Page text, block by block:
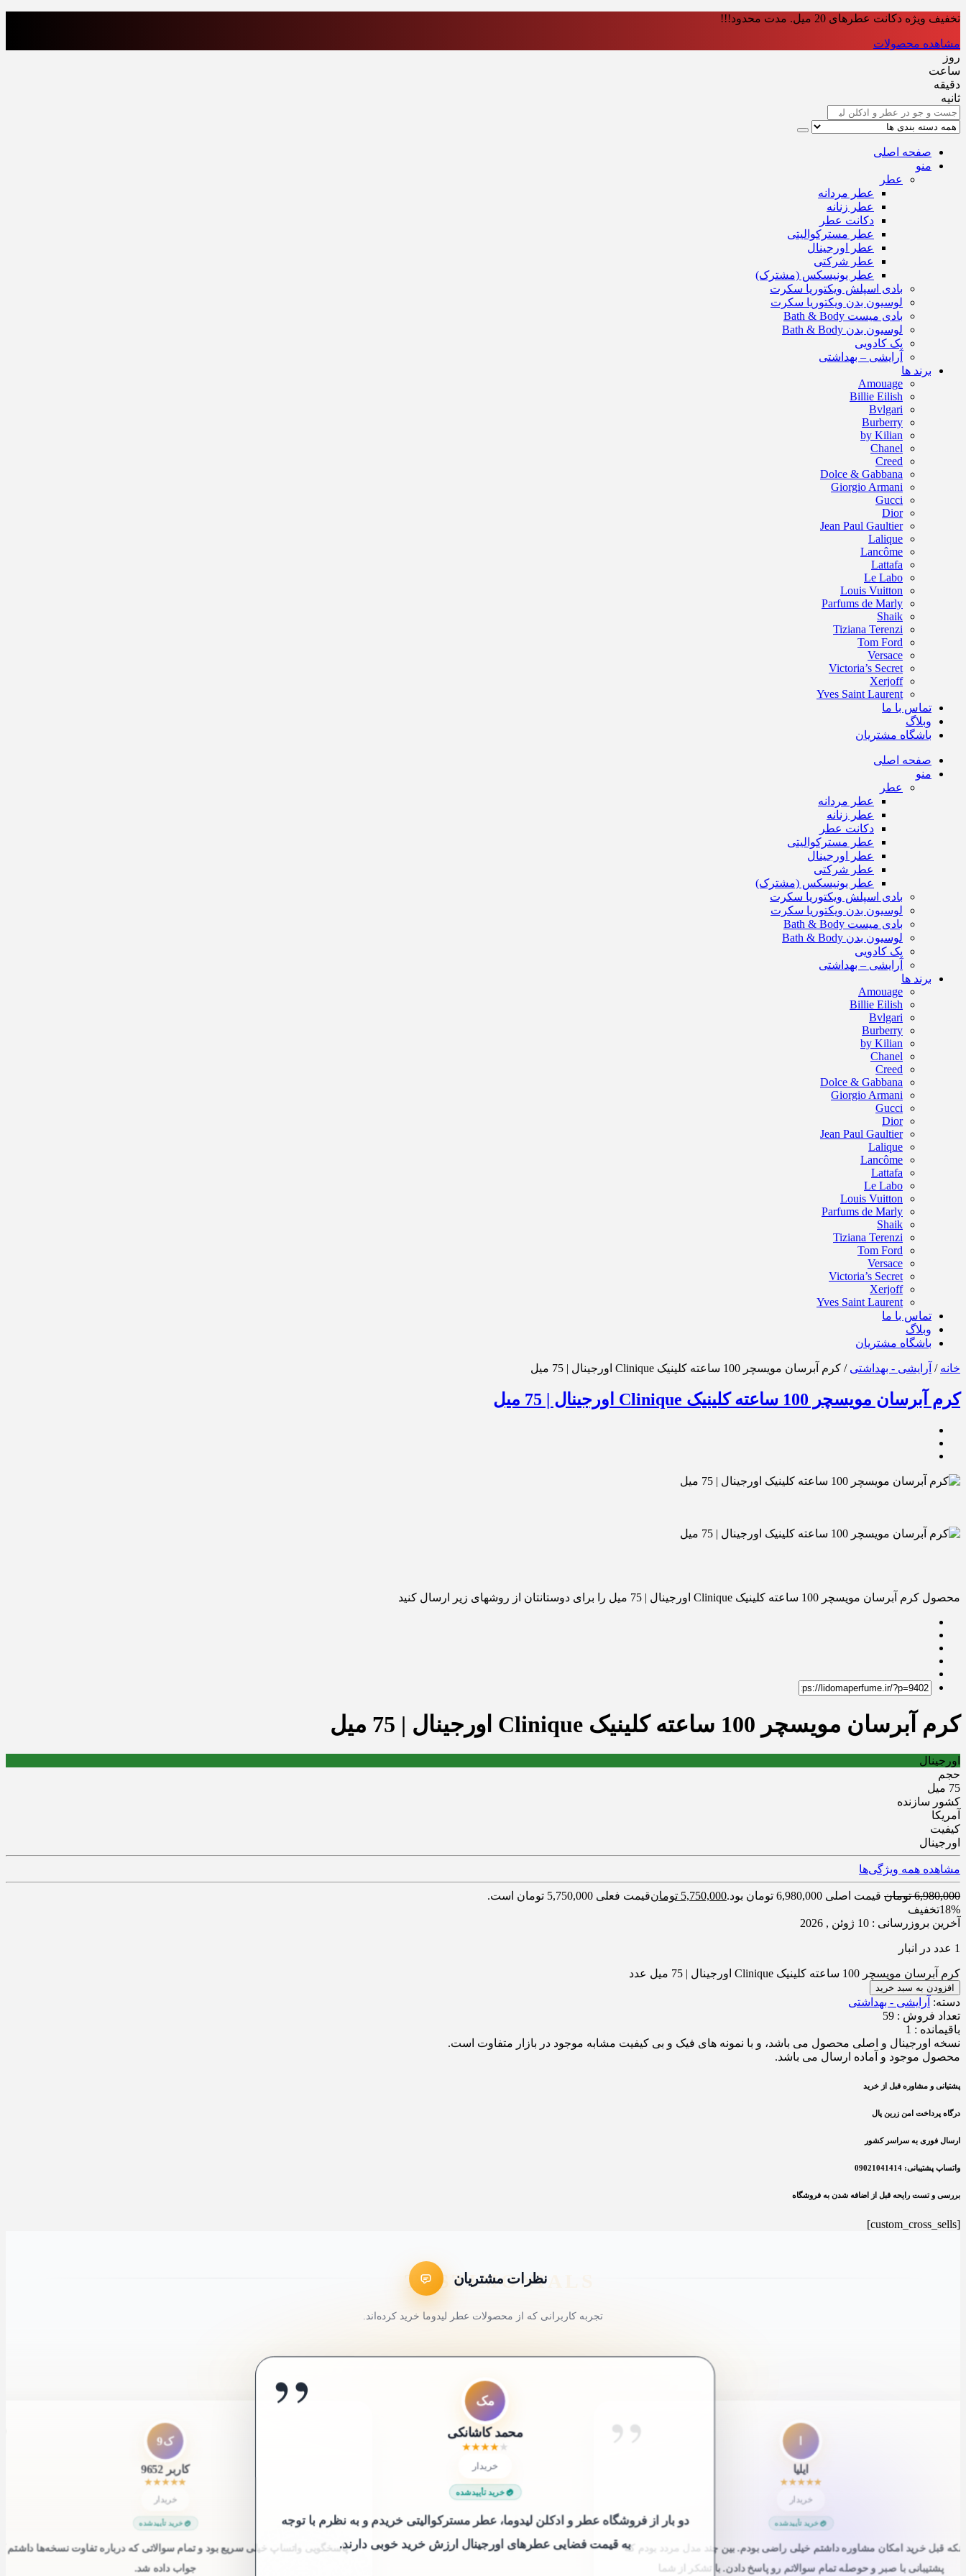
تخفیف ویژه دکانت عطرهای 20 میل. مدت محدود!!!
مشاهده محصولات
روز
ساعت‌
دقیقه
ثانیه
صفحه اصلی
منو
عطر
عطر مردانه
عطر زنانه
دکانت عطر
عطر مسترکوالیتی
عطر اورجینال
عطر شرکتی
عطر یونیسکس (مشترک)
بادی اسپلش ویکتوریا سکرت
لوسیون بدن ویکتوریا سکرت
بادی میست Bath & Body
لوسیون بدن Bath & Body
پک کادویی
آرایشی – بهداشتی
برند ها
Amouage
Billie Eilish
Bvlgari
Burberry
by Kilian
Chanel
Creed
Dolce & Gabbana
Giorgio Armani
Gucci
Dior
Jean Paul Gaultier
Lalique
Lancôme
Lattafa
Le Labo
Louis Vuitton
Parfums de Marly
Shaik
Tiziana Terenzi
Tom Ford
Versace
Victoria’s Secret
Xerjoff
Yves Saint Laurent
تماس با ما
وبلاگ
باشگاه مشتریان
صفحه اصلی
منو
عطر
عطر مردانه
عطر زنانه
دکانت عطر
عطر مسترکوالیتی
عطر اورجینال
عطر شرکتی
عطر یونیسکس (مشترک)
بادی اسپلش ویکتوریا سکرت
لوسیون بدن ویکتوریا سکرت
بادی میست Bath & Body
لوسیون بدن Bath & Body
پک کادویی
آرایشی – بهداشتی
برند ها
Amouage
Billie Eilish
Bvlgari
Burberry
by Kilian
Chanel
Creed
Dolce & Gabbana
Giorgio Armani
Gucci
Dior
Jean Paul Gaultier
Lalique
Lancôme
Lattafa
Le Labo
Louis Vuitton
Parfums de Marly
Shaik
Tiziana Terenzi
Tom Ford
Versace
Victoria’s Secret
Xerjoff
Yves Saint Laurent
تماس با ما
وبلاگ
باشگاه مشتریان
خانه / آرایشی - بهداشتی / کرم آبرسان مویسچر 100 ساعته کلینیک Clinique اورجینال | 75 میل
کرم آبرسان مویسچر 100 ساعته کلینیک Clinique اورجینال | 75 میل
محصول کرم آبرسان مویسچر 100 ساعته کلینیک Clinique اورجینال | 75 میل را برای دوستانتان از روشهای زیر ارسال کنید
کرم آبرسان مویسچر 100 ساعته کلینیک Clinique اورجینال | 75 میل
اورجینال
حجم
75 میل
کشور سازنده
آمریکا
کیفیت
اورجینال
مشاهده همه ویژگی‌ها
6,980,000 تومان قیمت اصلی 6,980,000 تومان بود. 5,750,000 تومانقیمت فعلی 5,750,000 تومان است.
18%تخفیف
آخرین بروزرسانی : 10 ژوئن , 2026
1 عدد در انبار
کرم آبرسان مویسچر 100 ساعته کلینیک Clinique اورجینال | 75 میل عدد
افزودن به سبد خرید
دسته: آرایشی - بهداشتی
تعداد فروش : 59
باقیمانده : 1
نسخه اورجینال و اصلی محصول می باشد، و با نمونه های فیک و بی کیفیت مشابه موجود در بازار متفاوت است.
محصول موجود و آماده ارسال می باشد.
پشتیانی و مشاوره قبل از خرید
درگاه پرداخت امن زرین پال
ارسال فوری به سراسر کشور
واتساپ پشتیبانی: 09021041414
بررسی و تست رایحه قبل از اضافه شدن به فروشگاه
[custom_cross_sells]
نظرات مشتریان
تجربه کاربرانی که از محصولات عطر لیدوما خرید کرده‌اند.
ک4
کاربر 48321
★★★★★
خریدار
خرید تأییدشده
شم
شیرین ملکی
★★★★★
😍 خریدار راضی
خرید تأییدشده
ک9
کاربر 9652
★★★★★
خریدار
خرید تأییدشده
پاسخگویی واتساپ خیلی سریع بود و تمام سوالاتی که درباره تفاوت نسخه‌ها داشتم
جواب داده شد.
” مک
محمد کاشانکی
★★★★★
خریدار
خرید تأییدشده
دو بار از فروشگاه‌ عطر و ادکلن لیدوما، عطر مسترکوالیتی خریدم و به نظرم با توجه
به قیمت فضایی عطرهای اورجینال ارزش خرید خوبی دارند.
” ا
ایلیا
★★★★★
خریدار
خرید تأییدشده
قبل خرید امکان مشاوره داشتم خیلی راضی بودم. بین چند مدل مردد بودم که
پشتیبانی با صبر و حوصله تمام سوالاتم رو پاسخ دادن. با تشکر از شما
ل7
لیلی 76
★★★★★
خریدار
خرید تأییدشده
عم
علی محمدی
★★★★★
خریدار
خرید تأییدشده
سع
سارا عباسی
★★★★★
😍 خریدار راضی
خرید تأییدشده